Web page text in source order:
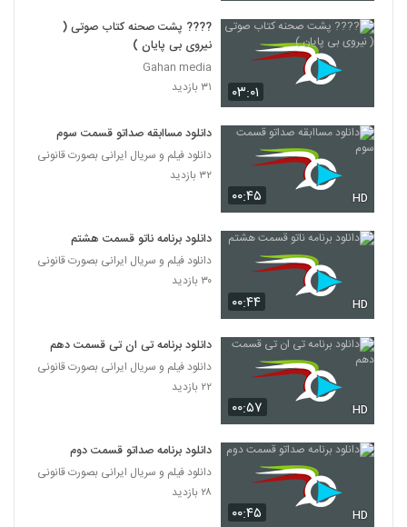
۰۳:۰۱
???? پشت صحنه کتاب صوتی (
نیروی بی پایان )
Gahan media
۳۱ بازدید
۰۰:۴۵ HD
دانلود مساابقه صداتو قسمت سوم
دانلود فیلم و سریال ایرانی بصورت قانونی
۳۲ بازدید
۰۰:۴۴ HD
دانلود برنامه ناتو قسمت هشتم
دانلود فیلم و سریال ایرانی بصورت قانونی
۳۰ بازدید
۰۰:۵۷ HD
دانلود برنامه تی ان تی قسمت دهم
دانلود فیلم و سریال ایرانی بصورت قانونی
۲۲ بازدید
۰۰:۴۵ HD
دانلود برنامه صداتو قسمت دوم
دانلود فیلم و سریال ایرانی بصورت قانونی
۲۸ بازدید